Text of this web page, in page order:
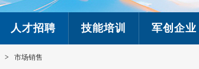
人才招聘 技能培训 军创企业
> 市场销售